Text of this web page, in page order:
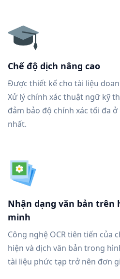
Chế độ dịch nâng cao
Được thiết kế cho tài liệu
Xử lý chính xác thuật ngữ kỹ
đảm bảo độ chính xác tối đa
nhất.
Nhận dạng văn bản trên
minh
Công nghệ OCR tiên tiến của
hiện và dịch văn bản trong
tài liệu phức tạp trở nên đơn